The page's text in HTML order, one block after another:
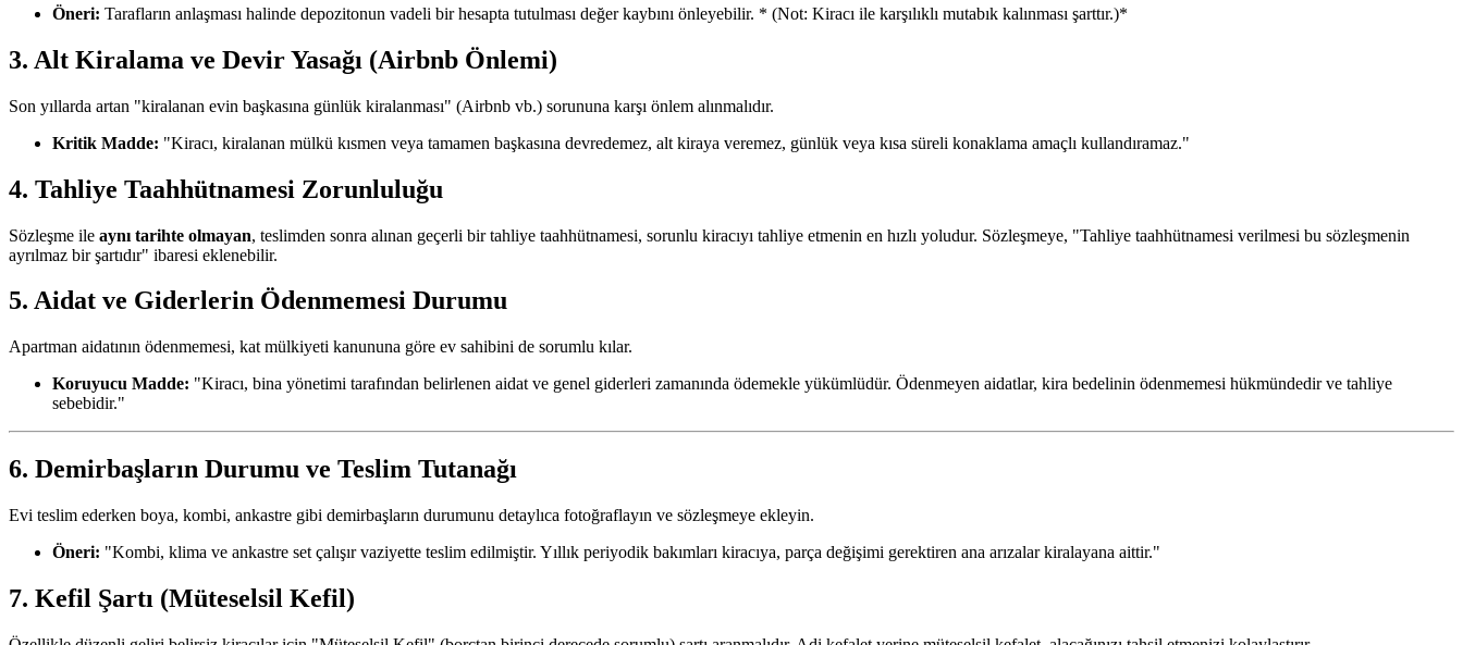
Öneri: Tarafların anlaşması halinde depozitonun vadeli bir hesapta tutulması değer kaybını önleyebilir. * (Not: Kiracı ile karşılıklı mutabık kalınması şarttır.)*
3. Alt Kiralama ve Devir Yasağı (Airbnb Önlemi)
Son yıllarda artan "kiralanan evin başkasına günlük kiralanması" (Airbnb vb.) sorununa karşı önlem alınmalıdır.
Kritik Madde: "Kiracı, kiralanan mülkü kısmen veya tamamen başkasına devredemez, alt kiraya veremez, günlük veya kısa süreli konaklama amaçlı kullandıramaz."
4. Tahliye Taahhütnamesi Zorunluluğu
Sözleşme ile aynı tarihte olmayan, teslimden sonra alınan geçerli bir tahliye taahhütnamesi, sorunlu kiracıyı tahliye etmenin en hızlı yoludur. Sözleşmeye, "Tahliye taahhütnamesi verilmesi bu sözleşmenin
ayrılmaz bir şartıdır" ibaresi eklenebilir.
5. Aidat ve Giderlerin Ödenmemesi Durumu
Apartman aidatının ödenmemesi, kat mülkiyeti kanununa göre ev sahibini de sorumlu kılar.
Koruyucu Madde: "Kiracı, bina yönetimi tarafından belirlenen aidat ve genel giderleri zamanında ödemekle yükümlüdür. Ödenmeyen aidatlar, kira bedelinin ödenmemesi hükmündedir ve tahliye
sebebidir."
6. Demirbaşların Durumu ve Teslim Tutanağı
Evi teslim ederken boya, kombi, ankastre gibi demirbaşların durumunu detaylıca fotoğraflayın ve sözleşmeye ekleyin.
Öneri: "Kombi, klima ve ankastre set çalışır vaziyette teslim edilmiştir. Yıllık periyodik bakımları kiracıya, parça değişimi gerektiren ana arızalar kiralayana aittir."
7. Kefil Şartı (Müteselsil Kefil)